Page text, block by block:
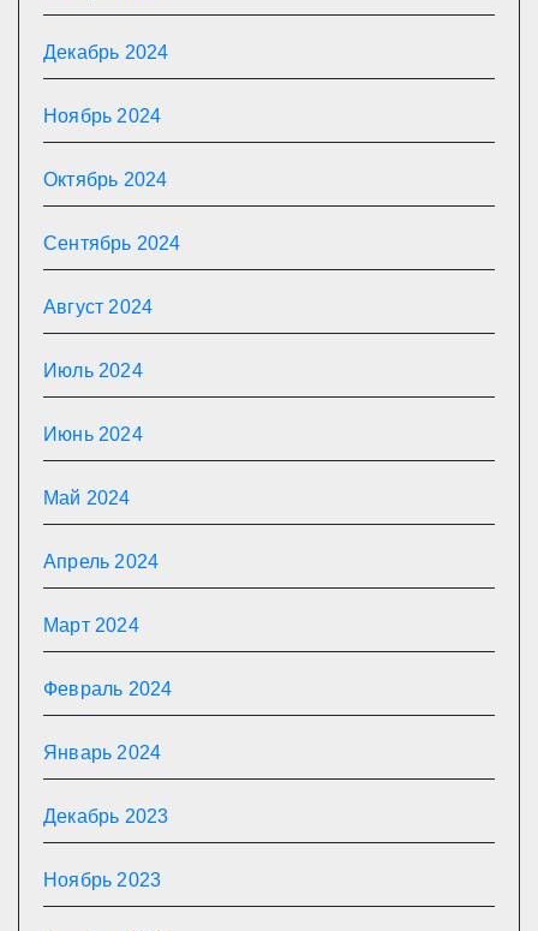
Декабрь 2024
Ноябрь 2024
Октябрь 2024
Сентябрь 2024
Август 2024
Июль 2024
Июнь 2024
Май 2024
Апрель 2024
Март 2024
Февраль 2024
Январь 2024
Декабрь 2023
Ноябрь 2023